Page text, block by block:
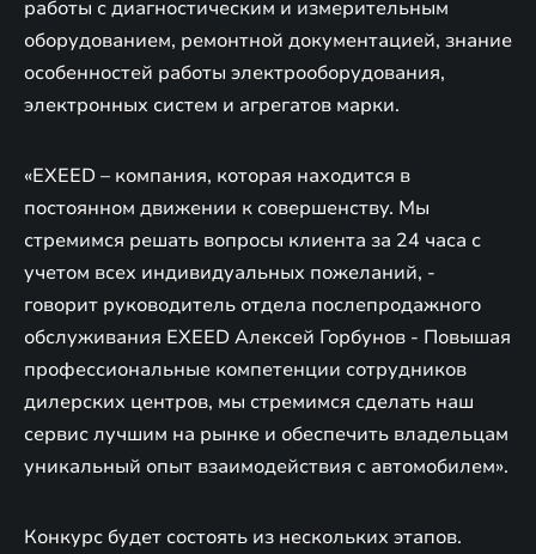
работы с диагностическим и измерительным
оборудованием, ремонтной документацией, знание
особенностей работы электрооборудования,
электронных систем и агрегатов марки.
«EXEED – компания, которая находится в
постоянном движении к совершенству. Мы
стремимся решать вопросы клиента за 24 часа с
учетом всех индивидуальных пожеланий, -
говорит руководитель отдела послепродажного
обслуживания EXEED Алексей Горбунов - Повышая
профессиональные компетенции сотрудников
дилерских центров, мы стремимся сделать наш
сервис лучшим на рынке и обеспечить владельцам
уникальный опыт взаимодействия с автомобилем».
Конкурс будет состоять из нескольких этапов.